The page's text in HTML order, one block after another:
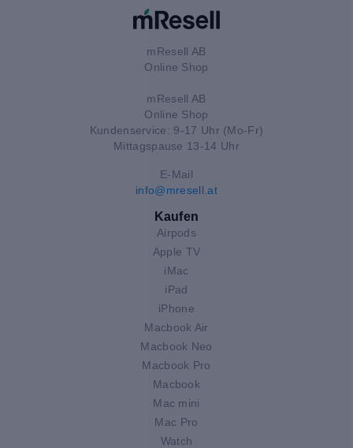
mResell AB
Online Shop
mResell AB
Online Shop
Kundenservice: 9-17 Uhr (Mo-Fr)
Mittagspause 13-14 Uhr
E-Mail
info@mresell.at
Kaufen
Airpods
Apple TV
iMac
iPad
iPhone
Macbook Air
Macbook Neo
Macbook Pro
Macbook
Mac mini
Mac Pro
Watch